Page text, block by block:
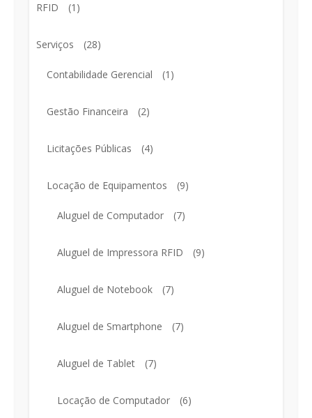
RFID (1)
Serviços (28)
Contabilidade Gerencial (1)
Gestão Financeira (2)
Licitações Públicas (4)
Locação de Equipamentos (9)
Aluguel de Computador (7)
Aluguel de Impressora RFID (9)
Aluguel de Notebook (7)
Aluguel de Smartphone (7)
Aluguel de Tablet (7)
Locação de Computador (6)